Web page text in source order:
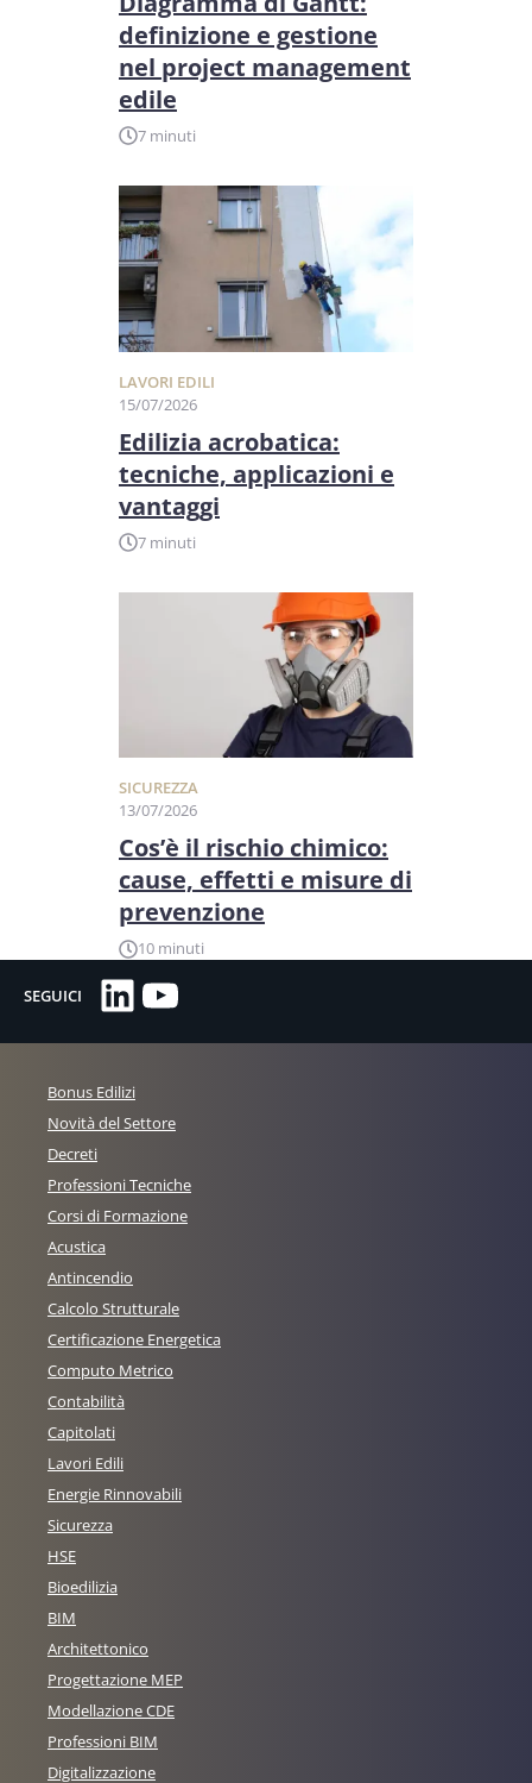
definizione e gestione
nel project management
edile
7 minuti
LAVORI EDILI
15/07/2026
Edilizia acrobatica:
tecniche, applicazioni e
vantaggi
7 minuti
SICUREZZA
13/07/2026
Cos’è il rischio chimico:
cause, effetti e misure di
prevenzione
10 minuti
SEGUICI LinkedIn
YouTube
Bonus Edilizi
Novità del Settore
Decreti
Professioni Tecniche
Corsi di Formazione
Acustica
Antincendio
Calcolo Strutturale
Certificazione Energetica
Computo Metrico
Contabilità
Capitolati
Lavori Edili
Energie Rinnovabili
Sicurezza
HSE
Bioedilizia
BIM
Architettonico
Progettazione MEP
Modellazione CDE
Professioni BIM
Digitalizzazione